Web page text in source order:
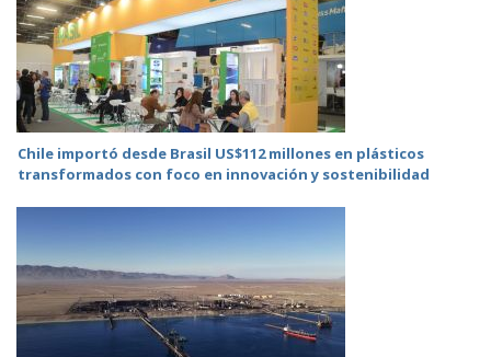
Chile importó desde Brasil US$112 millones en plásticos
transformados con foco en innovación y sostenibilidad